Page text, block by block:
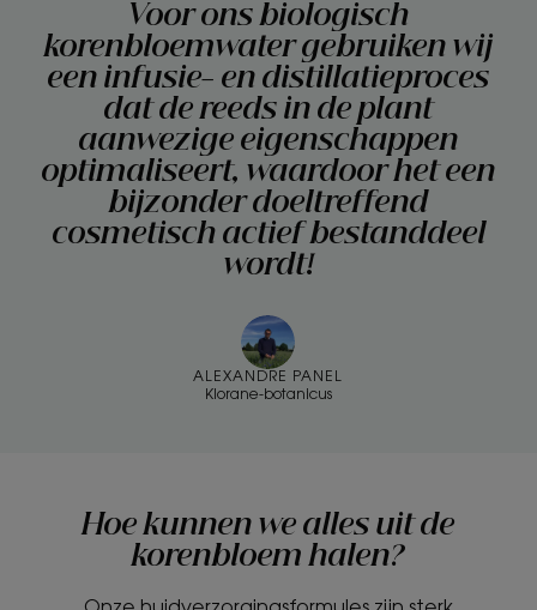
Voor ons biologisch
korenbloemwater gebruiken wij
een infusie- en distillatieproces
dat de reeds in de plant
aanwezige eigenschappen
optimaliseert, waardoor het een
bijzonder doeltreffend
cosmetisch actief bestanddeel
wordt!
ALEXANDRE PANEL
Klorane-botanicus
Hoe kunnen we alles uit de
korenbloem halen?